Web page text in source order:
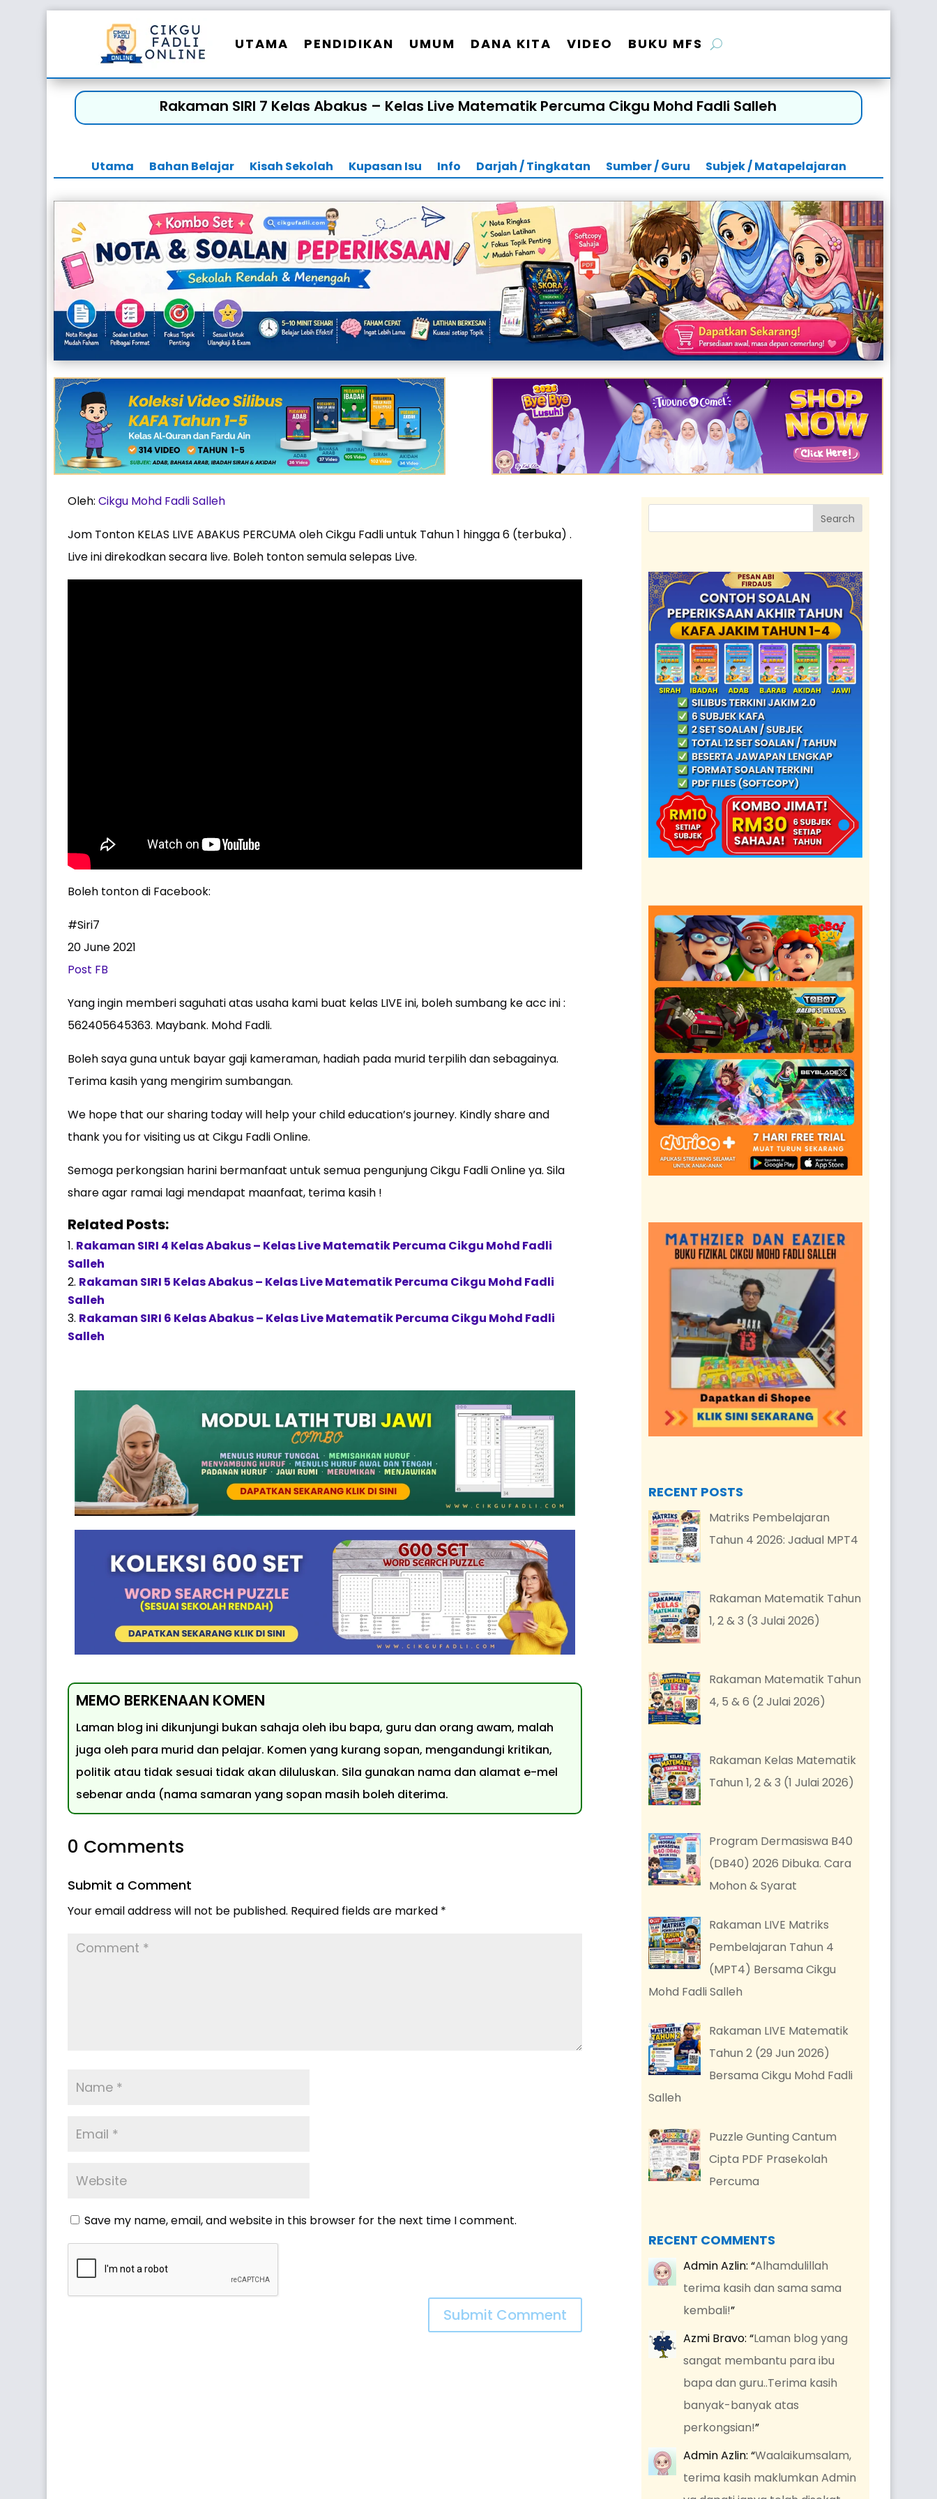
UTAMA PENDIDIKAN UMUM DANA KITA VIDEO BUKU MFS
Rakaman SIRI 7 Kelas Abakus – Kelas Live Matematik Percuma Cikgu Mohd Fadli Salleh
Utama Bahan Belajar Kisah Sekolah Kupasan Isu Info Darjah / Tingkatan Sumber / Guru Subjek / Matapelajaran
Oleh:Cikgu Mohd Fadli Salleh
Jom Tonton KELAS LIVE ABAKUS PERCUMA oleh Cikgu Fadli untuk Tahun 1 hingga 6 (terbuka) .
Live ini direkodkan secara live. Boleh tonton semula selepas Live.
Boleh tonton di Facebook:
#Siri7
20 June 2021
Post FB
Yang ingin memberi saguhati atas usaha kami buat kelas LIVE ini, boleh sumbang ke acc ini :
562405645363. Maybank. Mohd Fadli.
Boleh saya guna untuk bayar gaji kameraman, hadiah pada murid terpilih dan sebagainya.
Terima kasih yang mengirim sumbangan.
We hope that our sharing today will help your child education’s journey. Kindly share and
thank you for visiting us at Cikgu Fadli Online.
Semoga perkongsian harini bermanfaat untuk semua pengunjung Cikgu Fadli Online ya. Sila
share agar ramai lagi mendapat maanfaat, terima kasih !
Related Posts:
Rakaman SIRI 4 Kelas Abakus – Kelas Live Matematik Percuma Cikgu Mohd Fadli
Salleh
Rakaman SIRI 5 Kelas Abakus – Kelas Live Matematik Percuma Cikgu Mohd Fadli
Salleh
Rakaman SIRI 6 Kelas Abakus – Kelas Live Matematik Percuma Cikgu Mohd Fadli
Salleh
MEMO BERKENAAN KOMEN
Laman blog ini dikunjungi bukan sahaja oleh ibu bapa, guru dan orang awam, malah
juga oleh para murid dan pelajar. Komen yang kurang sopan, mengandungi kritikan,
politik atau tidak sesuai tidak akan diluluskan. Sila gunakan nama dan alamat e-mel
sebenar anda (nama samaran yang sopan masih boleh diterima.
0 Comments
Submit a Comment
Your email address will not be published. Required fields are marked *
Save my name, email, and website in this browser for the next time I comment.
Submit Comment
RECENT POSTS
Matriks Pembelajaran
Tahun 4 2026: Jadual MPT4
Rakaman Matematik Tahun
1, 2 & 3 (3 Julai 2026)
Rakaman Matematik Tahun
4, 5 & 6 (2 Julai 2026)
Rakaman Kelas Matematik
Tahun 1, 2 & 3 (1 Julai 2026)
Program Dermasiswa B40
(DB40) 2026 Dibuka. Cara
Mohon & Syarat
Rakaman LIVE Matriks
Pembelajaran Tahun 4
(MPT4) Bersama Cikgu
Mohd Fadli Salleh
Rakaman LIVE Matematik
Tahun 2 (29 Jun 2026)
Bersama Cikgu Mohd Fadli
Salleh
Puzzle Gunting Cantum
Cipta PDF Prasekolah
Percuma
RECENT COMMENTS
Admin Azlin: “Alhamdulillah
terima kasih dan sama sama
kembali!”
Azmi Bravo: “Laman blog yang
sangat membantu para ibu
bapa dan guru..Terima kasih
banyak-banyak atas
perkongsian!”
Admin Azlin: “Waalaikumsalam,
terima kasih maklumkan Admin